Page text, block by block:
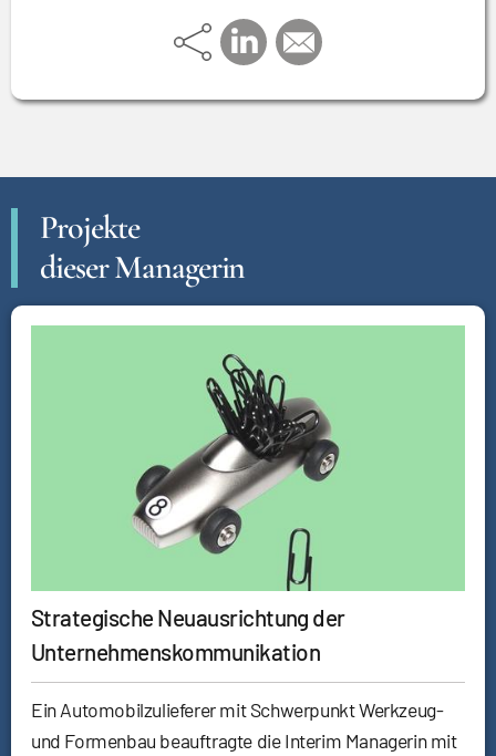
Projekte
dieser Managerin
Strategische Neuausrichtung der
Unternehmenskommunikation
Ein Automobilzulieferer mit Schwerpunkt Werkzeug-
und Formenbau beauftragte die Interim Managerin mit